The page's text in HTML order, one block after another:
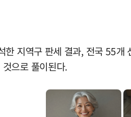
지역구 판세 결과, 전국 55
으로 풀이된다.